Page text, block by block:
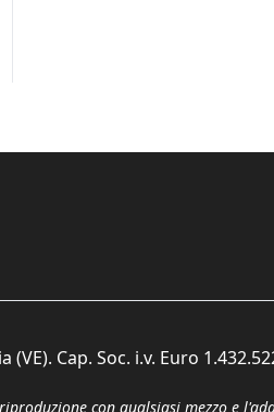
Cap. Soc. i.v. Euro
con qualsiasi mezzo e